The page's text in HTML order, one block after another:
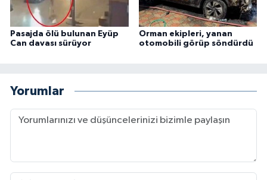
Pasajda ölü bulunan Eyüp
Can davası sürüyor
Orman ekipleri, yanan
otomobili görüp söndürdü
Yorumlar